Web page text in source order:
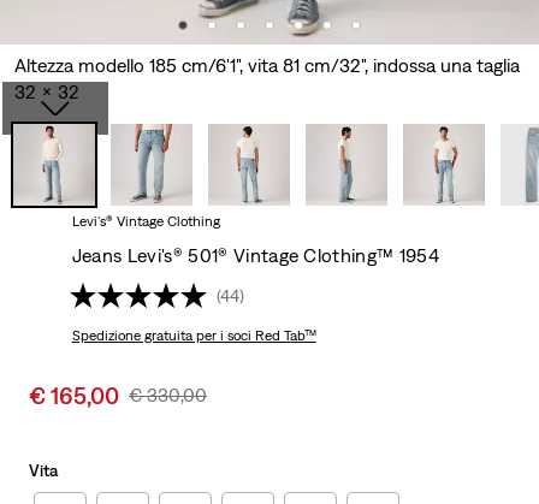
Altezza modello 185 cm/6'1", vita 81 cm/32", indossa una taglia
32 x 32
Levi's® Vintage Clothing
Jeans Levi's® 501® Vintage Clothing™ 1954
(44)
Spedizione gratuitaper i soci Red Tab™
Sale
€ 165,00 Original
€ 330,00
Vita